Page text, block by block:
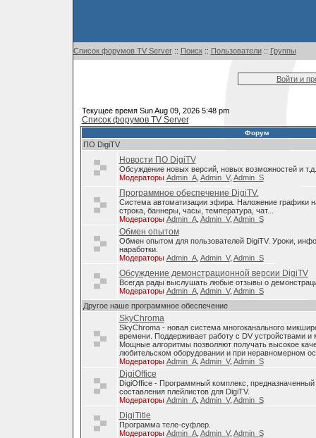
Список форумов TV Server:: Поиск:: Пользователи:: Группы
Войти и
Текущее время Sun Aug 09, 2026 5:48 pm
Список форумов TV Server
Форум
ПО DigiTV
Новости ПО DigiTV
Обсуждение новых версий, новых возможностей и т.д.
Модераторы Admin_A, Admin_V, Admin_S
Программное обеспечение DigiTV.
Система автоматизации эфира. Наложение графики
строка, баннеры, часы, температура, чат...
Модераторы Admin_A, Admin_V, Admin_S
Обмен опытом
Обмен опытом для пользователей DigiTV. Уроки,
наработки.
Модераторы Admin_A, Admin_V, Admin_S
Обсуждение демонстрационной версии DigiTV
Всегда рады выслушать любые отзывы о
Модераторы Admin_A, Admin_V, Admin_S
Другое наше программное обеспечение
SkyChroma
SkyChroma - новая система многоканального
времени. Поддерживает работу с DV устройствами
Мощные алгоритмы позволяют получать высокое
любительском оборудовании и при неравномерном
Модераторы Admin_A, Admin_V, Admin_S
DigiOffice
DigiOffice - Программный комплекс, предназначенный
составления плейлистов для DigiTV.
Модераторы Admin_A, Admin_V, Admin_S
DigiTitle
Программа теле-суфлер.
Модераторы Admin_A, Admin_V, Admin_S